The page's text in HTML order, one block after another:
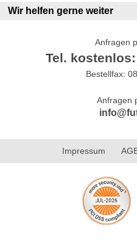
Wir helfen gerne weiter
Anfragen
Tel. kostenlos:
Bestellfax:
Anfragen
Impressum